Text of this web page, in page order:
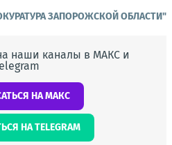
ЗАПОРОЖСКОЙ ОБЛАСТИ"
наши каналы в МАКС и
НА МАКС
НА TELEGRAM